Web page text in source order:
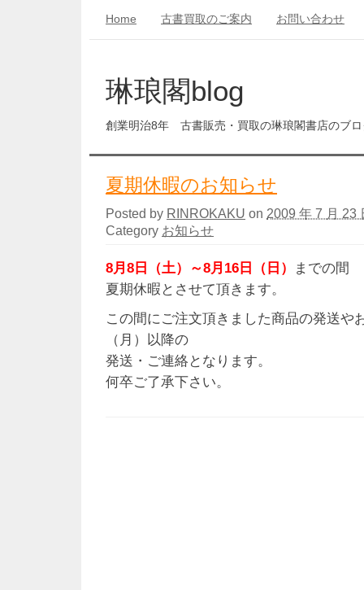
Home 古書買取のご案内 お問い合わせ
琳琅閣blog
創業明治8年 古書販売・買取の琳琅閣書店のブ
夏期休暇のお知らせ
Posted by RINROKAKU on 2009 年 7 月 23
Category お知らせ
8月8日（土）～8月16日（日）
までの間
夏期休暇とさせて頂きます。
この間にご注文頂きました商品の発送や
（月）以降の
発送・ご連絡となります。
何卒ご了承下さい。